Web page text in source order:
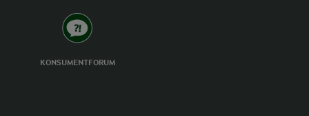
KONSUMENTFORUM